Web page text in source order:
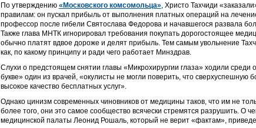
По утверждению «Московского комсомольца», Христо Тахчиди
правилам: он пускал прибыль от выполнения платных операций на
профессор после гибели Святослава Федорова и начавшегося развала
Также глава МНТК игнорировал требования покупать дорогостоящее
обычно платят вдвое дороже и делят прибыль. Тем самым увольнение
как, по какому принципу и ради чего работает Минздрав.
Слухи о предстоящем снятии главы «Микрохирургии глаза» ходили среди
букве» один из врачей, «окулисты не могли поверить, что сверхуспешную
высокое качество бесплатных услуг».
Однако цинизм современных чиновников от медицины таков, что им не
более того, они это самое сообщество всячески стремятся разрушить. О
медицинской палаты Леонид Рошаль, который не верит «фактам»,